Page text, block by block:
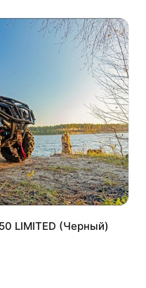
LIMITED (Черный)